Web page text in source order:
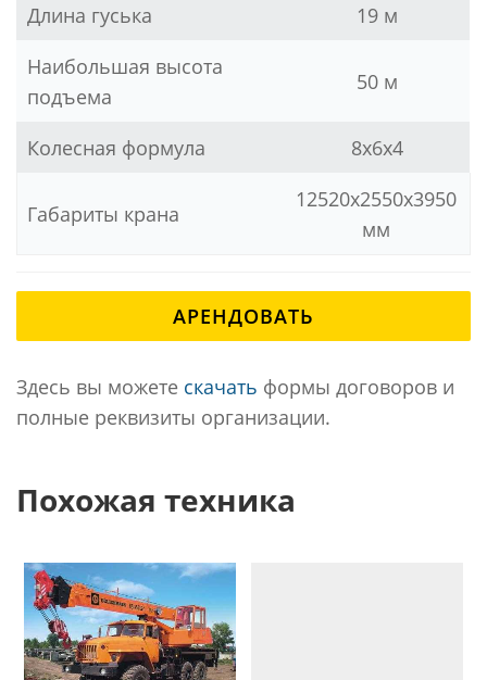
Длина гуська
19 м
Наибольшая высота
подъема
50 м
Колесная формула 8х6х4
Габариты крана
12520х2550х3950
мм
АРЕНДОВАТЬ
Здесь вы можете скачать формы договоров и
полные реквизиты организации.
Похожая техника